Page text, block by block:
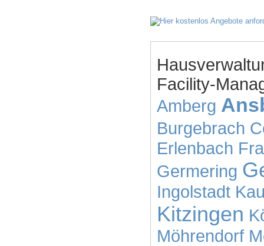
Facility-
Amberg
Burgebrach
Erlenbach
Germering
Ingolstadt
Kitzingen
Möhrendorf